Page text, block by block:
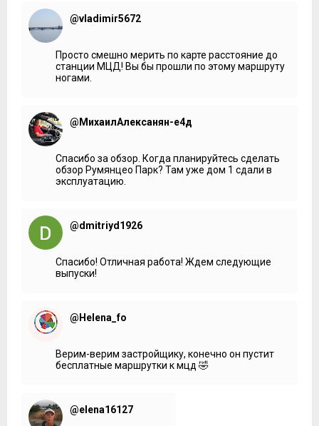
@vladimir5672
Просто смешно мерить по карте расстояние до
станции МЦД! Вы бы прошли по этому маршруту
ногами.
@МихаилАлексанян-е4д
Спасибо за обзор. Когда планируйтесь сделать
обзор Румянцео Парк? Там уже дом 1 сдали в
эксплуатацию.
@dmitriyd1926
Спасибо! Отличная работа! Ждем следующие
выпуски!
@Helena_fo
Верим-верим застройщику, конечно он пустит
бесплатные маршрутки к мцд 🤣
@elena16127